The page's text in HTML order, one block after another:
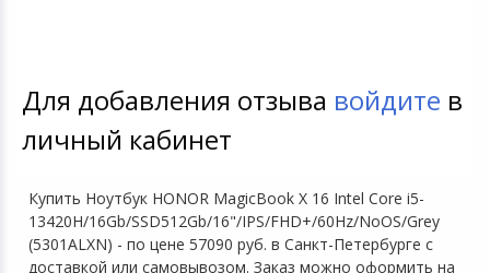
Для добавления отзыва войдите в
личный кабинет
Купить Ноутбук HONOR MagicBook X 16 Intel Core i5-
13420H/16Gb/SSD512Gb/16"/IPS/FHD+/60Hz/NoOS/Grey
(5301ALXN) - по цене 57090 руб. в Санкт-Петербурге с
доставкой или самовывозом. Заказ можно оформить на